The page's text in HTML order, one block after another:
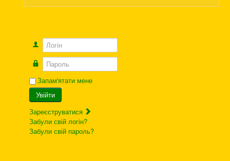
Логін
Пароль
Запам'ятати мене
Увійти
Зареєструватися
Забули свій логін?
Забули свій пароль?